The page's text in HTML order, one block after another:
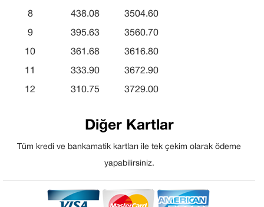
8 438.08 3504.60
9 395.63 3560.70
10 361.68 3616.80
11 333.90 3672.90
12 310.75 3729.00
Diğer Kartlar
Tüm kredi ve bankamatik kartları ile tek çekim olarak ödeme
yapabilirsiniz.